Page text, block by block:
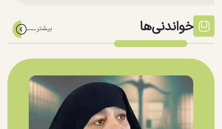
خواندنی‌ها